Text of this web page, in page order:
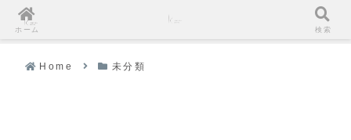
Home 未分類
ホーム 検索